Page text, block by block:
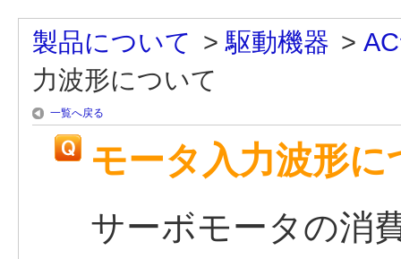
製品について >駆動機器 >
力波形について
一覧へ戻る
モータ入力波形に
サーボモータの消